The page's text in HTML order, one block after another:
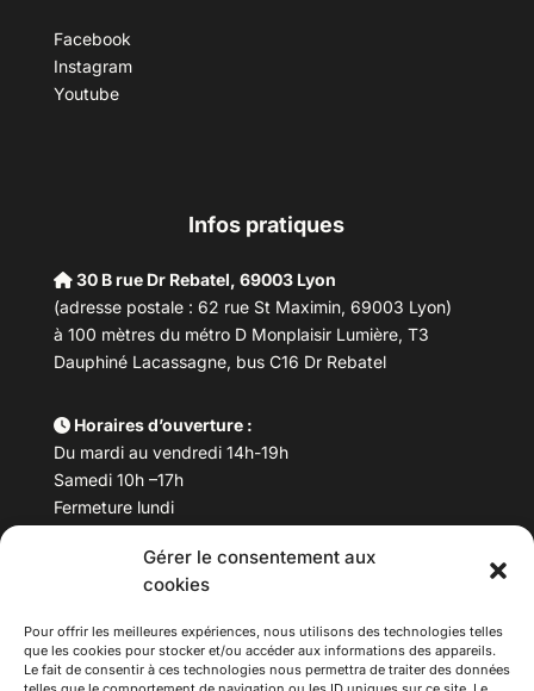
Gérer le consentement aux
cookies
Pour offrir les meilleures expériences, nous utilisons des technologies telles
que les cookies pour stocker et/ou accéder aux informations des appareils.
Le fait de consentir à ces technologies nous permettra de traiter des données
Facebook
Instagram
Youtube
Infos pratiques
30 B rue Dr Rebatel, 69003 Lyon
(adresse postale : 62 rue St Maximin, 69003 Lyon)
à 100 mètres du métro D Monplaisir Lumière, T3
Dauphiné Lacassagne, bus C16 Dr Rebatel
Horaires d’ouverture :
Du mardi au vendredi 14h-19h
Samedi 10h –17h
Fermeture lundi
Téléphone : 04 78 53 06 40
maisondesculturesasiatiques@asiexpo.com